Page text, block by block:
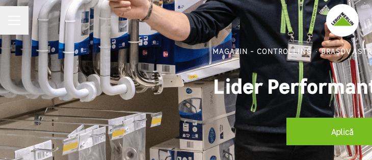
MENIU CARIERE
MAGAZIN - CONTROLLING · BRAȘOV
Lider
Aplică